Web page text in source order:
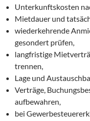
Unterkunftskosten
Mietdauer und
wiederkehrende
gesondert prüfen,
langfristige
trennen,
Lage und
Verträge,
aufbewahren,
bei